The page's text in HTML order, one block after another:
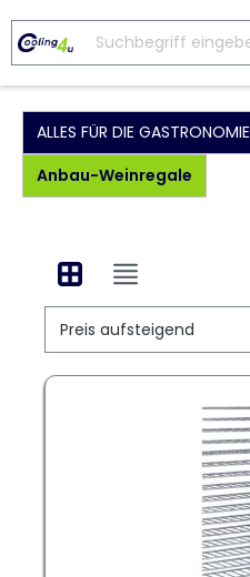
ALLES FÜR DIE GASTRONOMIE
Anbau-Weinregale